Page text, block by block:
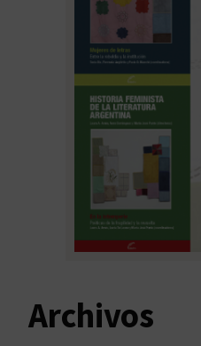
Archivos